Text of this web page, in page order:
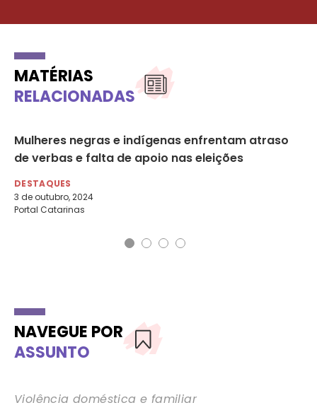
MATÉRIAS
RELACIONADAS
Mulheres negras e indígenas enfrentam atraso
de verbas e falta de apoio nas eleições
DESTAQUES
3 de outubro, 2024
Portal Catarinas
NAVEGUE POR
ASSUNTO
Violência doméstica e familiar